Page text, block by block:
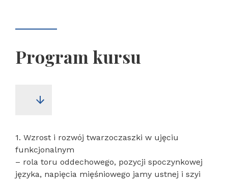
Program kursu
1. Wzrost i rozwój twarzoczaszki w ujęciu
funkcjonalnym
– rola toru oddechowego, pozycji spoczynkowej
języka, napięcia mięśniowego jamy ustnej i szyi